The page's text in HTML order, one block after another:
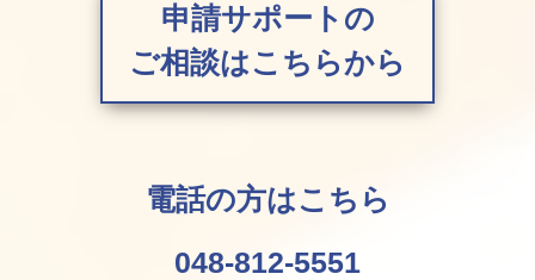
申請サポートの
ご相談はこちらから
電話の方はこちら
048-812-5551